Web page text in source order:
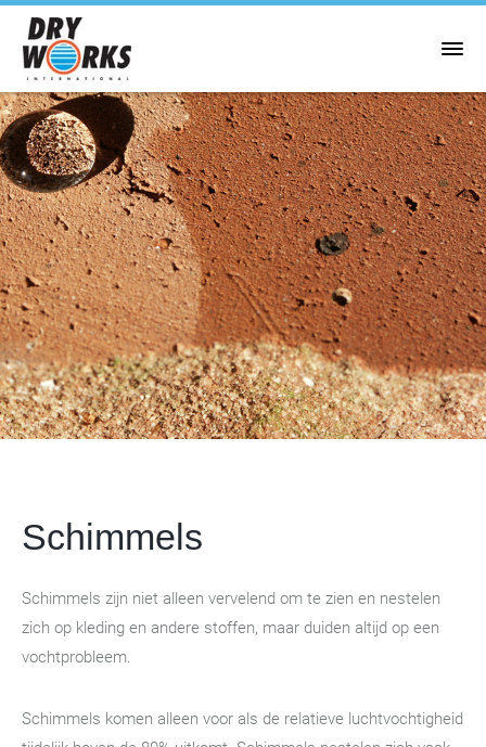
Schimmels
Schimmels zijn niet alleen vervelend om te zien en nestelen
zich op kleding en andere stoffen, maar duiden altijd op een
vochtprobleem.
Schimmels komen alleen voor als de relatieve luchtvochtigheid